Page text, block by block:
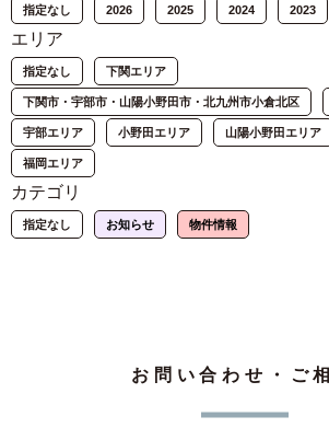
指定なし 2026 2025 2024 2023
エリア
指定なし 下関エリア
下関市・宇部市・山陽小野田市・北九州市小倉北区
宇部エリア 小野田エリア 山陽小野田エリア
福岡エリア
カテゴリ
指定なし お知らせ 物件情報
お問い合わせ・ご